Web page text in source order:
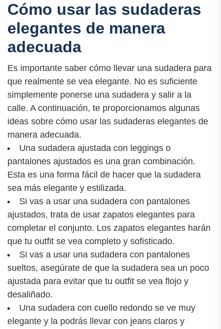
Cómo usar las sudaderas
elegantes de manera
adecuada
Es importante saber cómo llevar una sudadera para
que realmente se vea elegante. No es suficiente
simplemente ponerse una sudadera y salir a la
calle. A continuación, te proporcionamos algunas
ideas sobre cómo usar las sudaderas elegantes de
manera adecuada.
Una sudadera ajustada con leggings o
pantalones ajustados es una gran combinación.
Esta es una forma fácil de hacer que la sudadera
sea más elegante y estilizada.
Si vas a usar una sudadera con pantalones
ajustados, trata de usar zapatos elegantes para
completar el conjunto. Los zapatos elegantes harán
que tu outfit se vea completo y sofisticado.
Si vas a usar una sudadera con pantalones
sueltos, asegúrate de que la sudadera sea un poco
ajustada para evitar que tu outfit se vea flojo y
desaliñado.
Una sudadera con cuello redondo se ve muy
elegante y la podrás llevar con jeans claros y